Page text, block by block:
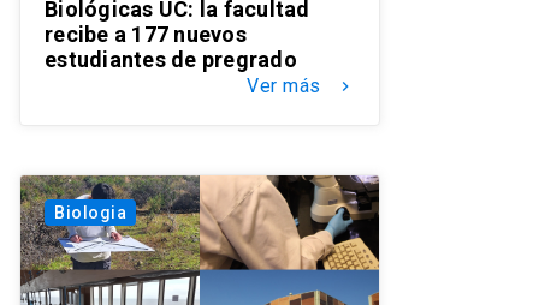
Biológicas UC: la facultad
recibe a 177 nuevos
estudiantes de pregrado
Ver más keyboard_arrow_right
Biologia